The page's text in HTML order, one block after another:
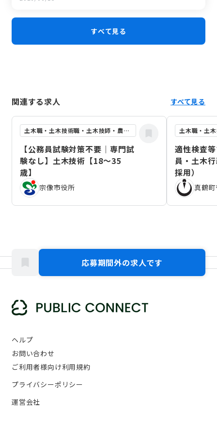
すべて見る
関連する求人 すべて見る
土木職・土木技術職・土木技師・農業土木職
【公務員試験対策不要｜専門試
験なし】土木技術【18～35
歳】
宗像市役所
適性検査
員・土木
採用）
真鶴
応募期間外の求人です
ヘルプ
お問い合わせ
ご利用者様向け利用規約
プライバシーポリシー
運営会社